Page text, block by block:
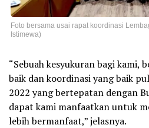
Foto bersama usai rapat koordinasi
Istimewa)
“Sebuah kesyukuran bagi kami,
baik dan koordinasi yang baik
2022 yang bertepatan dengan
dapat kami manfaatkan untuk
lebih bermanfaat,” jelasnya.